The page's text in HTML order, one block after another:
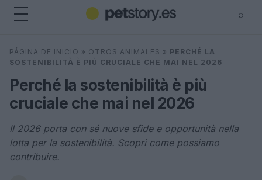
⌕
Buscar
PÁGINA DE INICIO » OTROS ANIMALES » PERCHÉ LA
SOSTENIBILITÀ È PIÙ CRUCIALE CHE MAI NEL 2026
Perché la sostenibilità è più
cruciale che mai nel 2026
Il 2026 porta con sé nuove sfide e opportunità nella
lotta per la sostenibilità. Scopri come possiamo
contribuire.